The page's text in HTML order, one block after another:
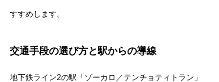
すすめします。
交通手段の選び方と駅からの導線
地下鉄ライン2の駅「ゾーカロ／テンチョティトラン」